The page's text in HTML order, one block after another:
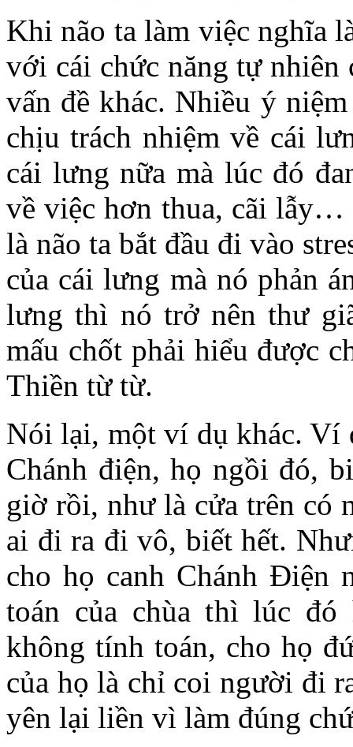
Khi não ta làm việc nghĩa
với cái chức năng tự nhiên
vấn đề khác. Nhiều ý
chịu trách nhiệm về cái
cái lưng nữa mà lúc đó
về việc hơn thua, cãi
là não ta bắt đầu đi vào
của cái lưng mà nó phản
lưng thì nó trở nên thư
mấu chốt phải hiểu được
Thiền từ từ.
Nói lại, một ví dụ khác. Ví
Chánh điện, họ ngồi đó,
giờ rồi, như là cửa trên có
ai đi ra đi vô, biết hết.
cho họ canh Chánh Điện
toán của chùa thì lúc
không tính toán, cho họ
của họ là chỉ coi người đi
yên lại liền vì làm đúng